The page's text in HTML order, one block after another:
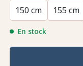
150 cm
155 cm
En stock